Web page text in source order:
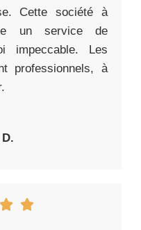
Cette société à
un service de
impeccable. Les
professionnels, à